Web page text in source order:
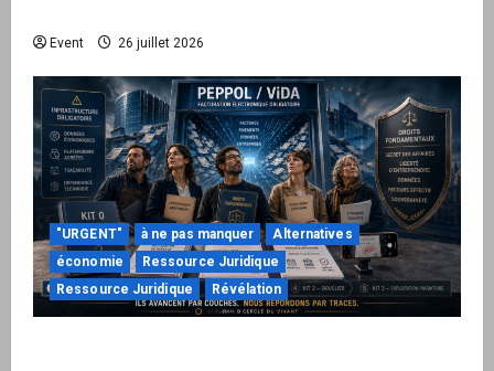
Event 26 juillet 2026
"URGENT" à ne pas manquer
Alternatives
économie
Ressource Juridique
Ressource Juridique
Révélation